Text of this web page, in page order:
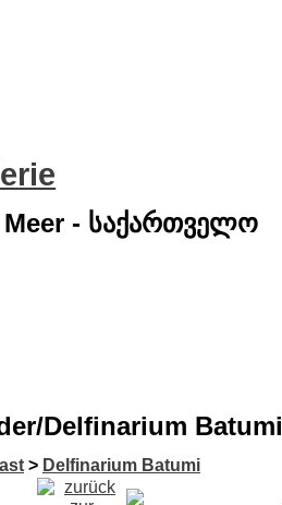
Meer - საქართველო
Delfinarium Batumi
> Delfinarium Batumi